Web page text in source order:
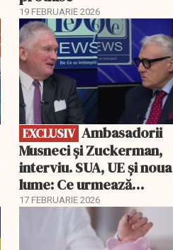
19 FEBRUARIE 2026
EXCLUSIV
EXCLUSIV Ambasadorii
Musneci și Zuckerman,
interviu. SUA, UE și noua
lume: Ce urmează
pentru România
17 FEBRUARIE 2026